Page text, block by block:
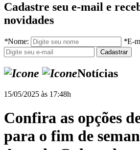
Cadastre seu e-mail e
novidades
*Nome: *E-
Notícias
15/05/2025 às 17:48h
Confira as opções
para o fim de